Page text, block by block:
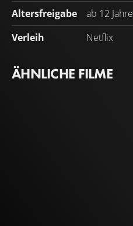
Altersfreigabe
ab 12 Jahre
Verleih
Netflix
ÄHNLICHE FILME